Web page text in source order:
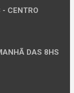
- CENTRO
DAS 8HS